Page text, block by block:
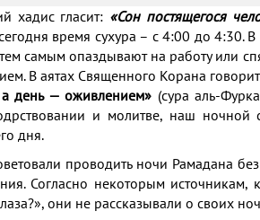
хадис гласит: «Сон постящегося
время сухура – с 4:00 до 4:30.
самым опаздывают на работу или
В аятах Священного Корана
день — оживлением» (сура аль-
и молитве, наш ночной
дня.
проводить ночи Рамадана
Согласно некоторым
они не рассказывали о своих